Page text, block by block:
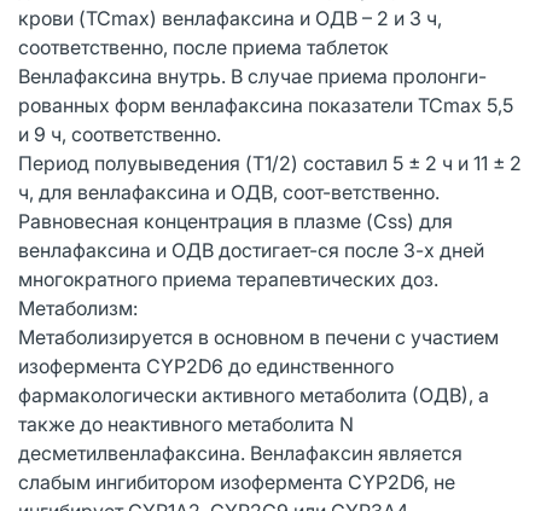
крови (TCmax) венлафаксина и ОДВ – 2 и 3 ч,
соответственно, после приема таблеток
Венлафаксина внутрь. В случае приема пролонги-
рованных форм венлафаксина показатели TCmax 5,5
и 9 ч, соответственно.
Период полувыведения (T1/2) составил 5 ± 2 ч и 11 ± 2
ч, для венлафаксина и ОДВ, соот-ветственно.
Равновесная концентрация в плазме (Css) для
венлафаксина и ОДВ достигает-ся после 3-х дней
многократного приема терапевтических доз.
Метаболизм:
Метаболизируется в основном в печени с участием
изофермента CYP2D6 до единственного
фармакологически активного метаболита (ОДВ), а
также до неактивного метаболита N
десметилвенлафаксина. Венлафаксин является
слабым ингибитором изофермента CYP2D6, не